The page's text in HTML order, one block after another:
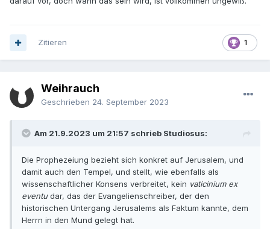
1
Zitieren
Weihrauch
Geschrieben 24. September 2023
Am 21.9.2023 um 21:57 schrieb Studiosus:
Die Prophezeiung bezieht sich konkret auf Jerusalem, und
damit auch den Tempel, und stellt, wie ebenfalls als
wissenschaftlicher Konsens verbreitet, kein vaticinium ex
eventudar, das der Evangelienschreiber, der den
historischen Untergang Jerusalems als Faktum kannte, dem
Herrn in den Mund gelegt hat.